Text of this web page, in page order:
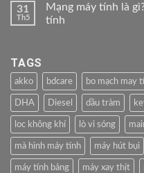
31
Th5
Mạng máy tính là
tính
TAGS
akko bdcare bo mạch may
DHA Diesel dầu tràm
loc không khí lò vi sóng
mà hình máy tính máy hút bụi
máy tính bảng máy xay thịt